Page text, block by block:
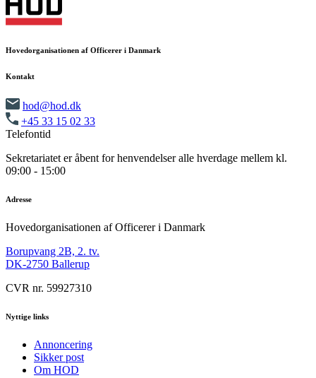
Hovedorganisationen af Officerer i Danmark
Kontakt
hod@hod.dk
+45 33 15 02 33
Telefontid
Sekretariatet er åbent for henvendelser alle hverdage mellem kl.
09:00 - 15:00
Adresse
Hovedorganisationen af Officerer i Danmark
Borupvang 2B, 2. tv.
DK-2750 Ballerup
CVR nr. 59927310
Nyttige links
Annoncering
Sikker post
Om HOD